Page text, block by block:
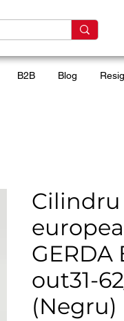
B2B Blog
GERDA
out31-
(Negru)